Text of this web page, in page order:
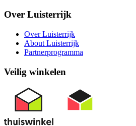
Over Luisterrijk
Over Luisterrijk
About Luisterrijk
Partnerprogramma
Veilig winkelen